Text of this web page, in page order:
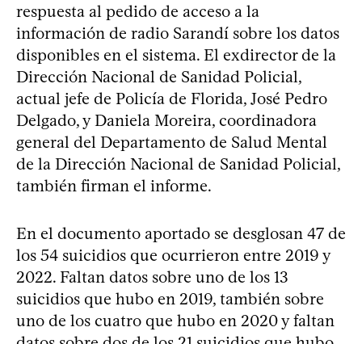
respuesta al pedido de acceso a la
información de radio Sarandí sobre los datos
disponibles en el sistema. El exdirector de la
Dirección Nacional de Sanidad Policial,
actual jefe de Policía de Florida, José Pedro
Delgado, y Daniela Moreira, coordinadora
general del Departamento de Salud Mental
de la Dirección Nacional de Sanidad Policial,
también firman el informe.
En el documento aportado se desglosan 47 de
los 54 suicidios que ocurrieron entre 2019 y
2022. Faltan datos sobre uno de los 13
suicidios que hubo en 2019, también sobre
uno de los cuatro que hubo en 2020 y faltan